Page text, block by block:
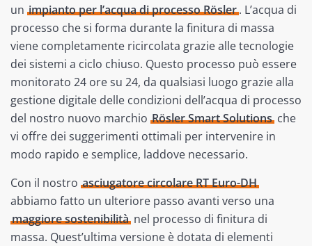
un impianto per l’acqua di processo Rösler. L’acqua di
processo che si forma durante la finitura di massa
viene completamente ricircolata grazie alle tecnologie
dei sistemi a ciclo chiuso. Questo processo può essere
monitorato 24 ore su 24, da qualsiasi luogo grazie alla
gestione digitale delle condizioni dell’acqua di processo
del nostro nuovo marchio Rösler Smart Solutionsche
vi offre dei suggerimenti ottimali per intervenire in
modo rapido e semplice, laddove necessario.
Con il nostro asciugatore circolare RT Euro-DH
abbiamo fatto un ulteriore passo avanti verso una
maggiore sostenibilitànel processo di finitura di
massa. Quest’ultima versione è dotata di elementi